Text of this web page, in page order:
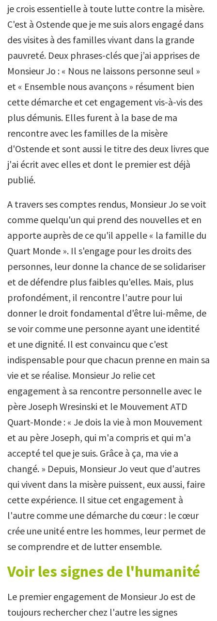
je crois essentielle à toute lutte contre la misère.
C'est à Ostende que je me suis alors engagé dans
des visites à des familles vivant dans la grande
pauvreté. Deux phrases-clés que j’ai apprises de
Monsieur Jo : « Nous ne laissons personne seul »
et « Ensemble nous avançons » résument bien
cette démarche et cet engagement vis-à-vis des
plus démunis. Elles furent à la base de ma
rencontre avec les familles de la misère
d'Ostende et sont aussi le titre des deux livres que
j'ai écrit avec elles et dont le premier est déjà
publié.
A travers ses comptes rendus, Monsieur Jo se voit
comme quelqu'un qui prend des nouvelles et en
apporte auprès de ce qu'il appelle « la famille du
Quart Monde ». Il s'engage pour les droits des
personnes, leur donne la chance de se solidariser
et de défendre plus faibles qu'elles. Mais, plus
profondément, il rencontre l'autre pour lui
donner le droit fondamental d'être lui-même, de
se voir comme une personne ayant une identité
et une dignité. Il est convaincu que c'est
indispensable pour que chacun prenne en main sa
vie et se réalise. Monsieur Jo relie cet
engagement à sa rencontre personnelle avec le
père Joseph Wresinski et le Mouvement ATD
Quart-Monde : « Je dois la vie à mon Mouvement
et au père Joseph, qui m'a compris et qui m'a
accepté tel que je suis. Grâce à ça, ma vie a
changé. » Depuis, Monsieur Jo veut que d'autres
qui vivent dans la misère puissent, eux aussi, faire
cette expérience. Il situe cet engagement à
l'autre comme une démarche du cœur : le cœur
crée une unité entre les hommes, leur permet de
se comprendre et de lutter ensemble.
Voir les signes de l'humanité
Le premier engagement de Monsieur Jo est de
toujours rechercher chez l'autre les signes